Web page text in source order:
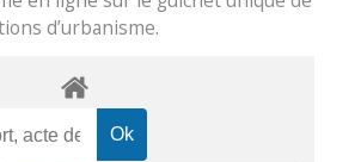
d’urbanisme.